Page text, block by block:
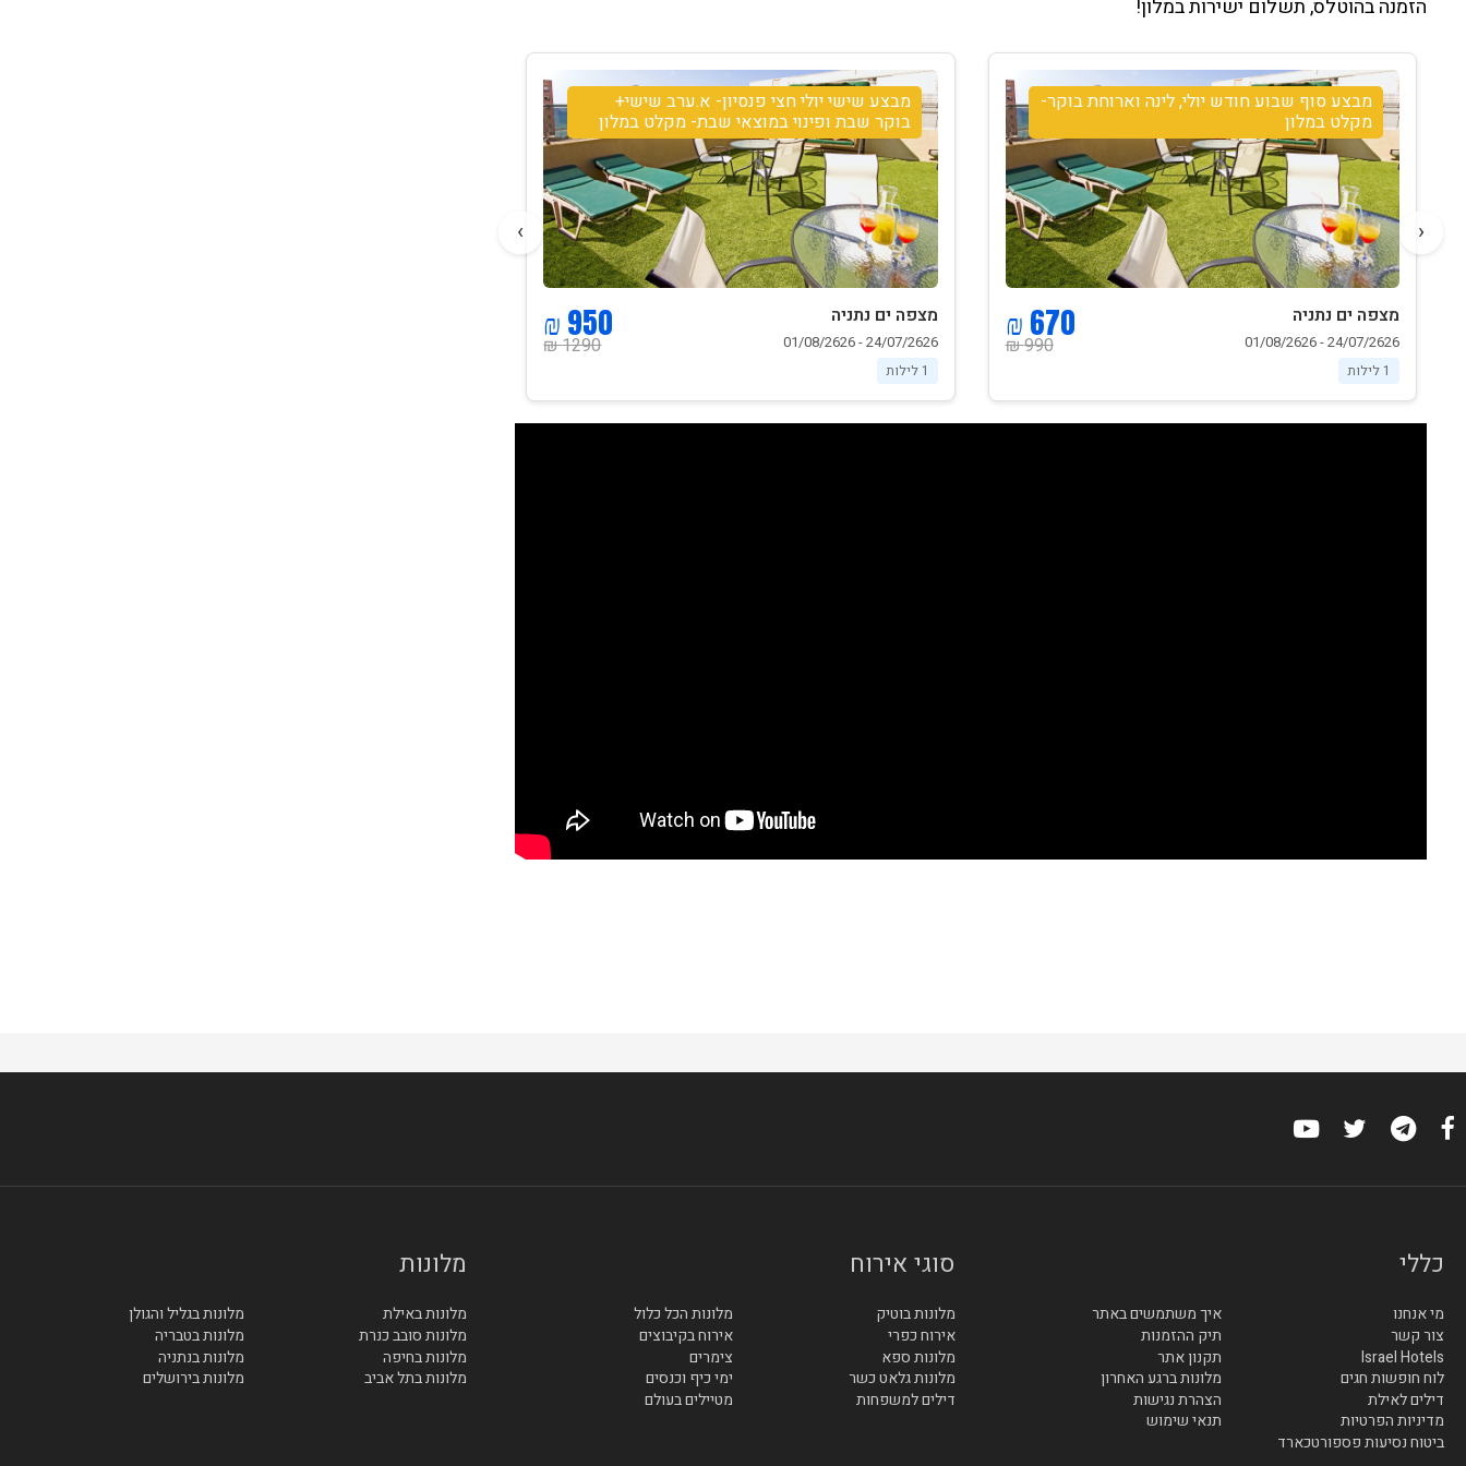
הזמנה בהוטלס, תשלום ישירות במלון!
מבצע סוף שבוע חודש יולי, לינה וארוחת בוקר-
מקלט במלון
מצפה ים נתניה
24/07/2626 - 01/08/2626
1 לילות
990 ₪
670 ₪
מבצע שישי יולי חצי פנסיון- א.ערב שישי+
בוקר שבת ופינוי במוצאי שבת- מקלט במלון
מצפה ים נתניה
24/07/2626 - 01/08/2626
1 לילות
1290 ₪
950 ₪
‹
›
כללי
מי אנחנו
איך משתמשים באתר
צור קשר
תיק ההזמנות
Israel Hotels
תקנון אתר
לוח חופשות חגים
מלונות ברגע האחרון
דילים לאילת
הצהרת נגישות
מדיניות הפרטיות
תנאי שימוש
ביטוח נסיעות פספורטכארד
סוגי אירוח
מלונות בוטיק
מלונות הכל כלול
אירוח כפרי
אירוח בקיבוצים
מלונות ספא
צימרים
מלונות גלאט כשר
ימי כיף וכנסים
דילים למשפחות
מטיילים בעולם
מלונות
מלונות באילת
מלונות בגליל והגולן
מלונות סובב כנרת
מלונות בטבריה
מלונות בחיפה
מלונות בנתניה
מלונות בתל אביב
מלונות בירושלים